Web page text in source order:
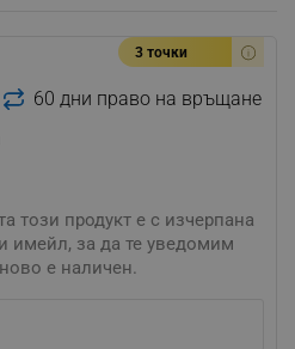
3 точки
60 дни право на връщане
този продукт е с изчерпана
имейл, за да те уведомим
е наличен.